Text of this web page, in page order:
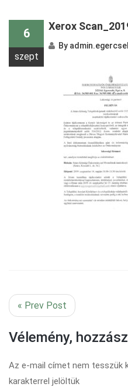
6
szept
Xerox
By
« Prev Post
Vélemény,
Az e-mail címet nem tesszük
karakterrel jelöltük